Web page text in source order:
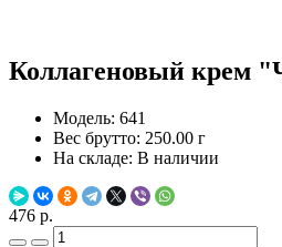
Коллагеновый крем
Модель: 641
Вес брутто: 250.00 г
На складе: В наличии
476 р.